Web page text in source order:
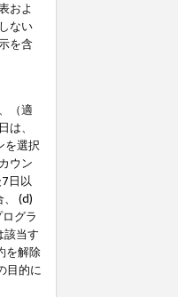
およ
ない
を含
（適
は、
を選択
ウン
日以
、 (d)
グラ
該当す
を解除
目的に